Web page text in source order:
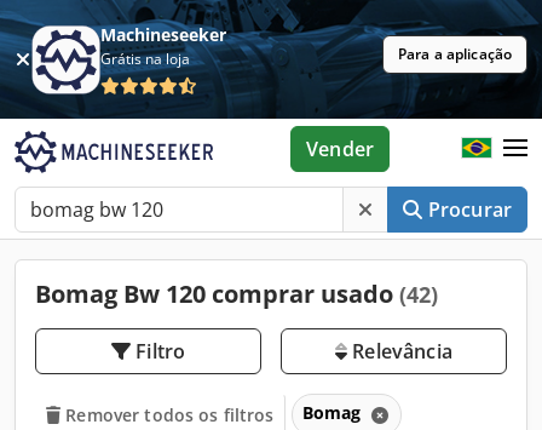
Machineseeker
Grátis na loja Para a aplicação
Procurar
Vender
Bomag Bw 120 comprar usado (42)
Filtro Relevância
Remover todos os filtros Bomag